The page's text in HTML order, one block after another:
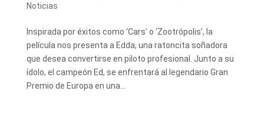
Noticias
Inspirada por éxitos como ‘Cars’ o ‘Zootrópolis’, la
película nos presenta a Edda, una ratoncita soñadora
que desea convertirse en piloto profesional. Junto a su
ídolo, el campeón Ed, se enfrentará al legendario Gran
Premio de Europa en una...